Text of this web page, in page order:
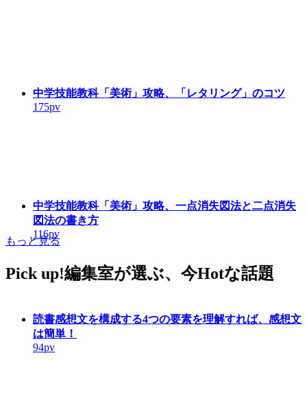
中学技能教科「美術」攻略、「レタリング」のコツ
175pv
中学技能教科「美術」攻略、一点消失図法と二点消失
図法の書き方
116pv
読書感想文を構成する4つの要素を理解すれば、感想文
は簡単！
94pv
もっと見る
Pick up!編集室が選ぶ、今Hotな話題